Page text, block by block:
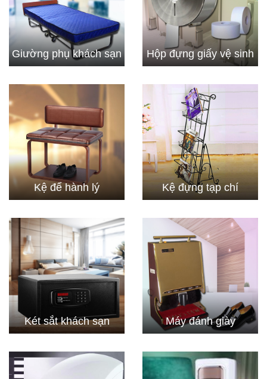
Giường phụ khách sạn Hộp đựng giấy vệ sinh
Kệ để hành lý Kệ đựng tạp chí
Két sắt khách sạn Máy đánh giày